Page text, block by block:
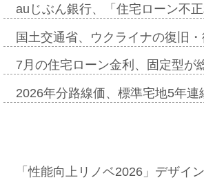
auじぶん銀行、「住宅ローン不
国土交通省、ウクライナの復旧
7月の住宅ローン金利、固定型
2026年分路線価、標準宅地5年
「性能向上リノベ2026」デザイ